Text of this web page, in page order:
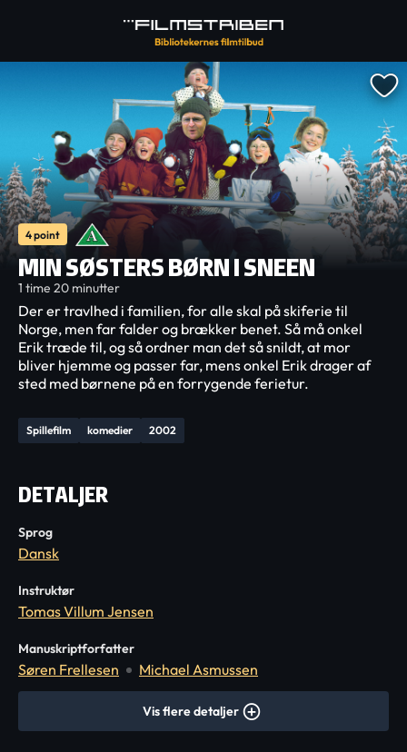
4 point
MIN SØSTERS BØRN I SNEEN
1 time 20 minutter
Spillefilm komedier 2002
Der er travlhed i familien, for alle skal på skiferie til
Norge, men far falder og brækker benet. Så må onkel
Erik træde til, og så ordner man det så snildt, at mor
bliver hjemme og passer far, mens onkel Erik drager af
sted med børnene på en forrygende ferietur.
DETALJER
Sprog
Dansk
Instruktør
Tomas Villum Jensen
Manuskriptforfatter
Søren Frellesen Michael Asmussen
Vis flere detaljer